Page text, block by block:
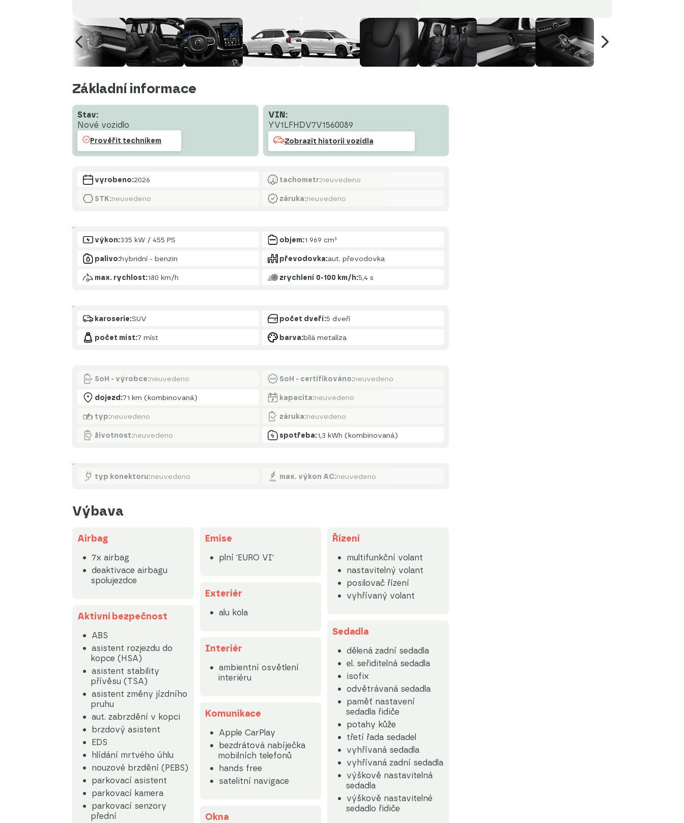
Základní informace
Stav:
Nové vozidlo
Prověřit technikem
VIN:
YV1LFHDV7V1560089
Zobrazit historii vozidla
vyrobeno:2026 tachometr:neuvedeno
STK:neuvedeno záruka:neuvedeno
Motor
výkon:335 kW / 455 PS objem:1 969 cm³
palivo:hybridní - benzin převodovka:aut. převodovka
max. rychlost:180 km/h zrychlení 0-100 km/h:5,4 s
Karoserie
karoserie:SUV počet dveří:5 dveří
počet míst:7 míst barva:bílá metalíza
SoH - výrobce:neuvedeno SoH - certifikováno:neuvedeno
dojezd:71 km (kombinovaná) kapacita:neuvedeno
typ:neuvedeno záruka:neuvedeno
životnost:neuvedeno spotřeba:1,3 kWh (kombinovaná)
Nabíjení
typ konektoru:neuvedeno max. výkon AC:neuvedeno
Výbava
Airbag
7x airbag
deaktivace airbagu
spolujezdce
Aktivní bezpečnost
ABS
asistent rozjezdu do
kopce (HSA)
asistent stability
přívěsu (TSA)
asistent změny jízdního
pruhu
aut. zabrzdění v kopci
brzdový asistent
EDS
hlídání mrtvého úhlu
nouzové brzdění (PEBS)
parkovací asistent
parkovací kamera
parkovací senzory
přední
Emise
plní 'EURO VI'
Exteriér
alu kola
Interiér
ambientní osvětlení
interiéru
Komunikace
Apple CarPlay
bezdrátová nabíječka
mobilních telefonů
hands free
satelitní navigace
Okna
Řízení
multifunkční volant
nastavitelný volant
posilovač řízení
vyhřívaný volant
Sedadla
dělená zadní sedadla
el. seřiditelná sedadla
isofix
odvětrávaná sedadla
paměť nastavení
sedadla řidiče
potahy kůže
třetí řada sedadel
vyhřívaná sedadla
vyhřívaná zadní sedadla
výškově nastavitelná
sedadla
výškově nastavitelné
sedadlo řidiče